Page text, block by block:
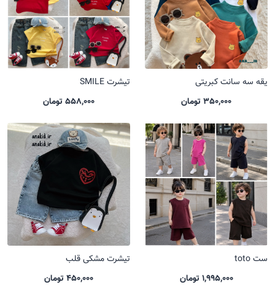
یقه سه سانت کبریتی
350,000 تومان
تیشرت SMILE
558,000 تومان
ست toto
1,995,000 تومان
تیشرت مشکی قلب
450,000 تومان